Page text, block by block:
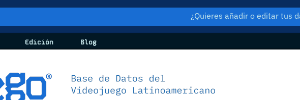
¿Quieres añadir o editar tus
Edición Blog